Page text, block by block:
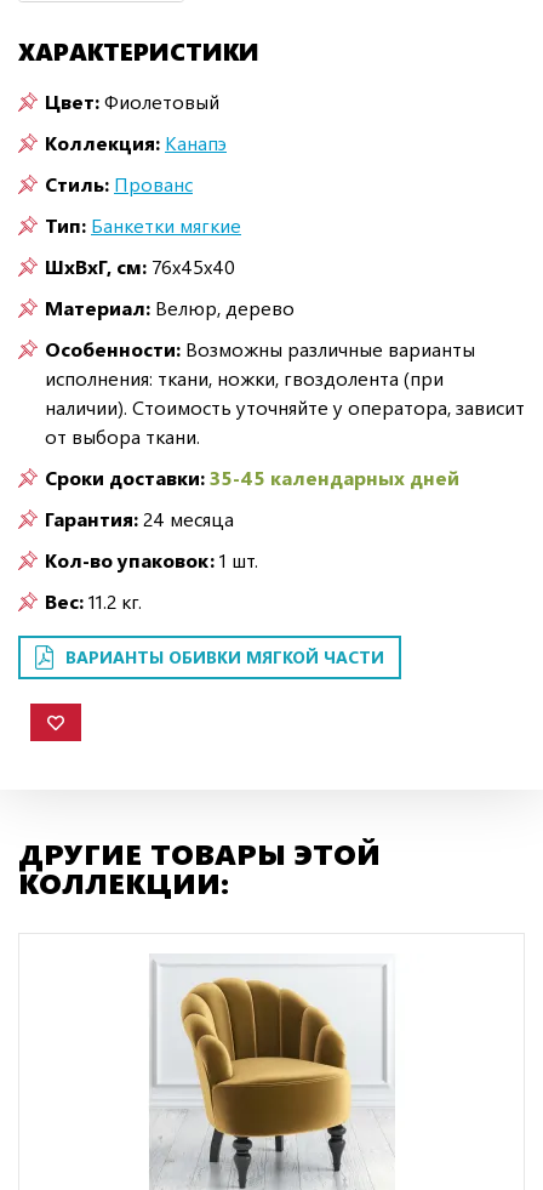
ХАРАКТЕРИСТИКИ
Цвет:Фиолетовый
Коллекция: Канапэ
Стиль: Прованс
Тип: Банкетки мягкие
ШxВxГ, см: 76x45x40
Материал: Велюр, дерево
Особенности: Возможны различные варианты
исполнения: ткани, ножки, гвоздолента (при
наличии). Стоимость уточняйте у оператора, зависит
от выбора ткани.
Сроки доставки:35-45 календарных дней
Гарантия:24 месяца
Кол-во упаковок:1 шт.
Вес:11.2 кг.
ВАРИАНТЫ ОБИВКИ МЯГКОЙ ЧАСТИ
ДРУГИЕ ТОВАРЫ ЭТОЙ
КОЛЛЕКЦИИ: